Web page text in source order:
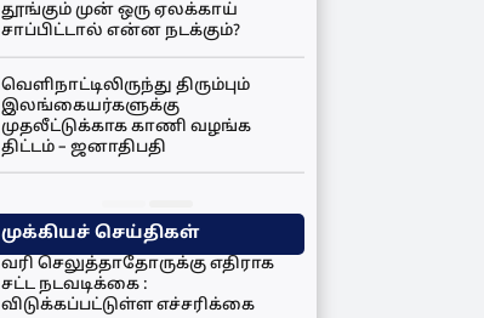
தூங்கும் முன் ஒரு ஏலக்காய்
சாப்பிட்டால் என்ன நடக்கும்?
வெளிநாட்டிலிருந்து திரும்பும்
இலங்கையர்களுக்கு
முதலீட்டுக்காக காணி வழங்க
திட்டம் – ஜனாதிபதி
முக்கியச் செய்திகள்
வரி செலுத்தாதோருக்கு எதிராக
சட்ட நடவடிக்கை :
விடுக்கப்பட்டுள்ள எச்சரிக்கை